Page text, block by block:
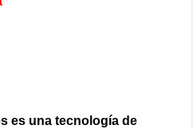
es una tecnología de